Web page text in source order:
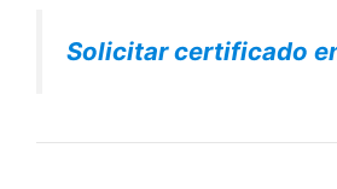
Solicitar certificado